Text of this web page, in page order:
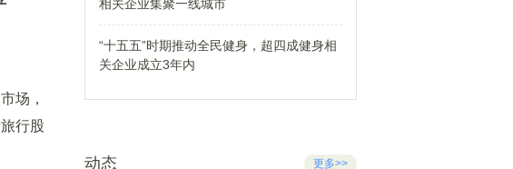
场，
行股
相关企业集聚一线城市
“十五五”时期推动全民健身，超四成健身相
关企业成立3年内
动态 更多>>